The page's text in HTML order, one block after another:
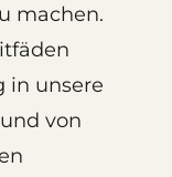
machen.
in unsere
von